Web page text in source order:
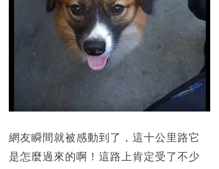
網友瞬間就被感動到了，這十公里路它
是怎麼過來的啊！這路上肯定受了不少